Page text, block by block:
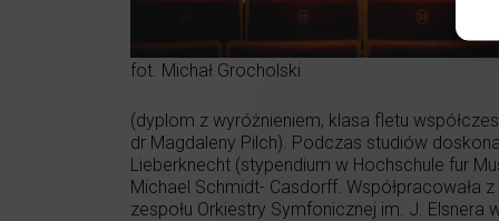
fot. Michał Grocholski
(dyplom z wyróżnieniem, klasa fletu
dr Magdaleny Pilch). Podczas studiów
Lieberknecht (stypendium w Hochschule fur
Michael Schmidt- Casdorff. Współpracowała
zespołu Orkiestry Symfonicznej im. J. Elsnera